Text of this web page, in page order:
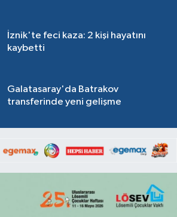
İznik'te feci kaza: 2 kişi hayatını
kaybetti
Galatasaray'da Batrakov
transferinde yeni gelişme